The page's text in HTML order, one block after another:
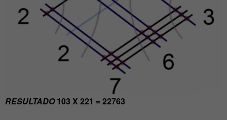
RESULTADO103 X 221 = 22763